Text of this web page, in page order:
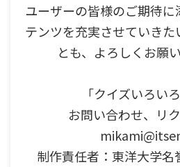
ユーザーの皆様のご期待に
テンツを充実させていきた
とも、よろしくお願
「クイズいろい
お問い合わせ、リ
制作責任者：東洋大学